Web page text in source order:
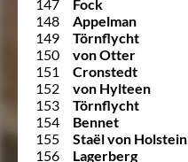
147
Fock
148
Appelman
149
Törnflycht
150
von Otter
151
Cronstedt
152
von Hylteen
153
Törnflycht
154
Bennet
155
Staël von Holstein
156
Lagerberg